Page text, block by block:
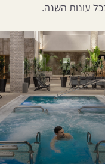
עונות השנה.